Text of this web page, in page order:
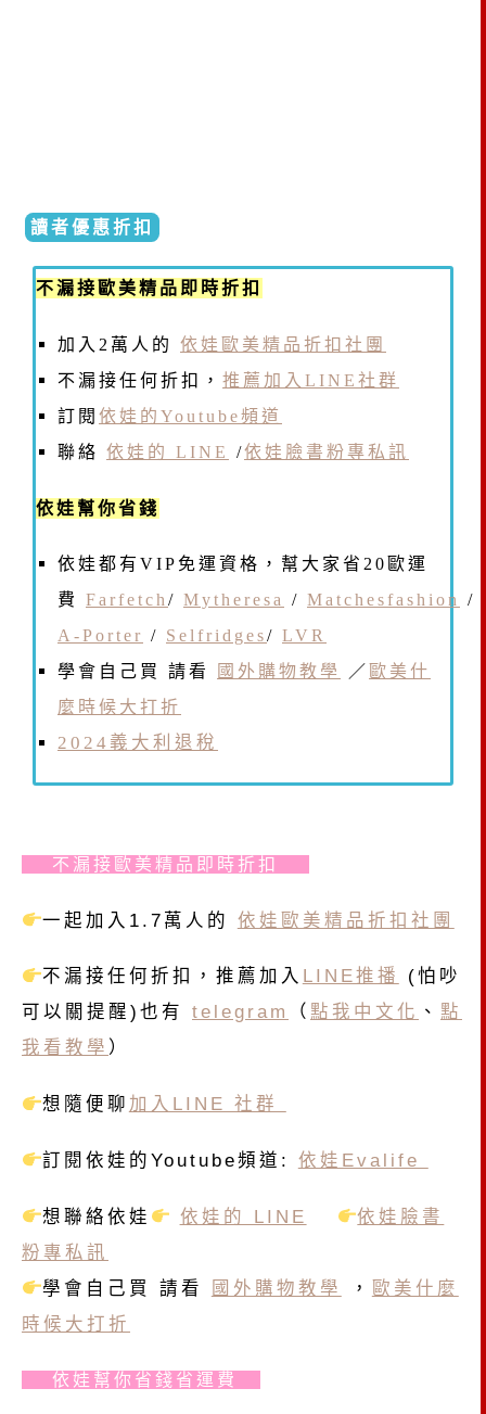
讀者優惠折扣
不漏接歐美精品即時折扣
加入2萬人的 依娃歐美精品折扣社團
不漏接任何折扣， 推薦加入LINE社群
訂閱 依娃的Youtube頻道
聯絡 依娃的 LINE /依娃臉書粉專私訊
依娃幫你省錢
依娃都有VIP免運資格，幫大家省20歐運
費 Farfetch / Mytheresa / Matchesfashion /
A-Porter / Selfridges/ LVR
學會自己買 請看
國外購物教學 ／ 歐美什
麼時候大打折
2024義大利退稅
不漏接歐美精品即時折扣
一起加入1.7萬人的 依娃歐美精品折扣社團
不漏接任何折扣，推薦加入 LINE推播
(怕吵
可以關提醒)也有 telegram （ 點我中文化 、 點
我看教學 ）
想隨便聊 加入LINE 社群
訂閱依娃的Youtube頻道: 依娃Evalife
想聯絡依娃 依娃的 LINE
依娃臉書
粉專私訊
學會自己買 請看
國外購物教學 ，
歐美什麼
時候大打折
依娃幫你省錢省運費